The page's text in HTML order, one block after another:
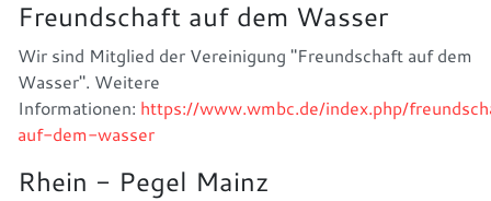
Freundschaft auf dem Wasser
Wir sind Mitglied der Vereinigung "Freundschaft auf dem
Wasser". Weitere
Informationen: https://www.wmbc.de/index.php/
auf-dem-wasser
Rhein - Pegel Mainz